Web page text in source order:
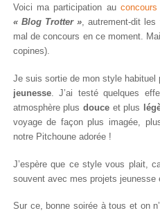
Voici ma participation au concours
« Blog Trotter » , autrement-dit
mal de concours en ce moment.
copines).
Je suis sortie de mon style
jeunesse. J’ai testé quelques
atmosphère plusdouce et plus
voyage de façon plus imagée,
notre Pitchoune adorée !
J’espère que ce style vous plait,
souvent avec mes projets jeunesse
Sur ce, bonne soirée à tous et on